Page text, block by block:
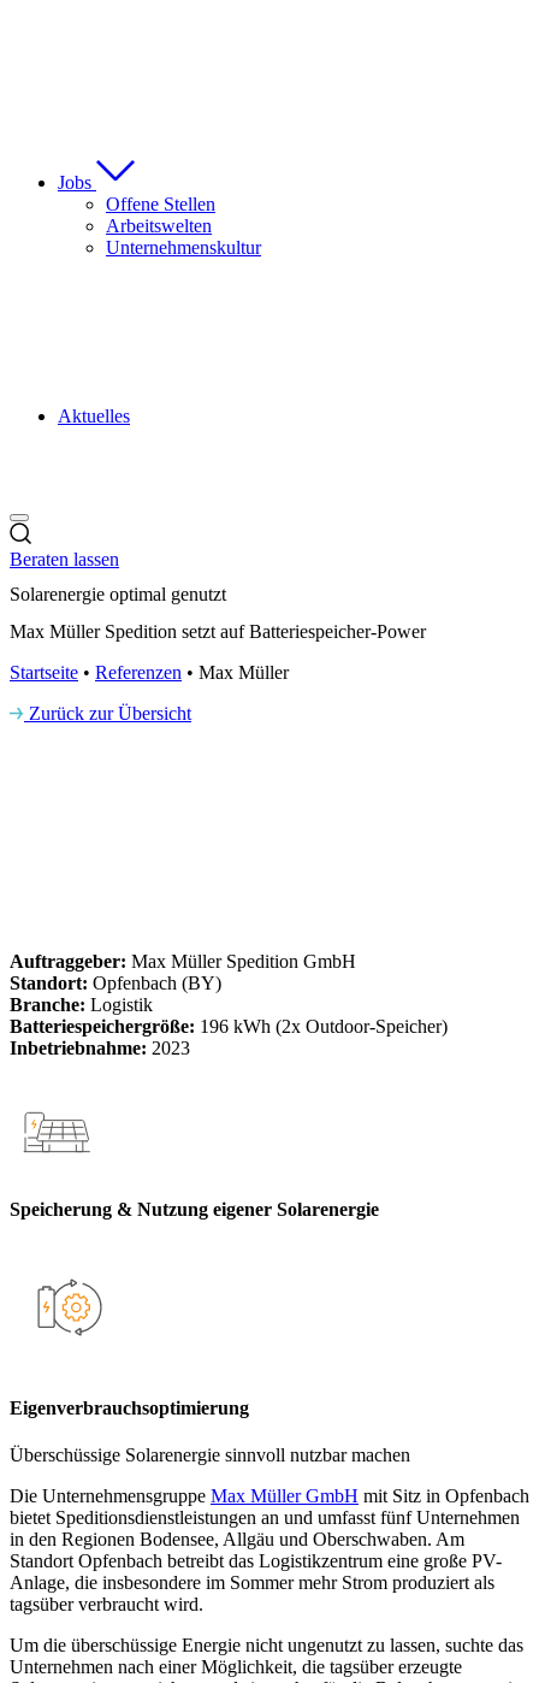
Jobs
Offene Stellen
Arbeitswelten
Unternehmenskultur
Aktuelles
Beraten lassen
Solarenergie optimal genutzt
Max Müller Spedition setzt auf Batteriespeicher-Power
Startseite • Referenzen • Max Müller
Zurück zur Übersicht
Auftraggeber: Max Müller Spedition GmbH
Standort: Opfenbach (BY)
Branche: Logistik
Batteriespeichergröße: 196 kWh (2x Outdoor-Speicher)
Inbetriebnahme: 2023
Speicherung & Nutzung eigener Solarenergie
Eigenverbrauchsoptimierung
Überschüssige Solarenergie sinnvoll nutzbar machen
Die Unternehmensgruppe Max Müller GmbH mit Sitz in Opfenbach
bietet Speditionsdienstleistungen an und umfasst fünf Unternehmen
in den Regionen Bodensee, Allgäu und Oberschwaben. Am
Standort Opfenbach betreibt das Logistikzentrum eine große PV-
Anlage, die insbesondere im Sommer mehr Strom produziert als
tagsüber verbraucht wird.
Um die überschüssige Energie nicht ungenutzt zu lassen, suchte das
Unternehmen nach einer Möglichkeit, die tagsüber erzeugte